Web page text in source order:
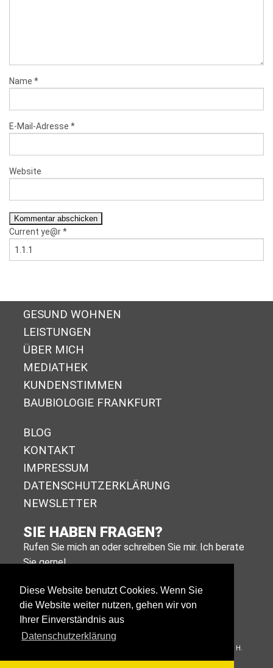
Diese Website benutzt Cookies. Wenn Sie
die Website weiter nutzen, gehen wir von
Ihrer Einverständnis aus
Datenschutzerklärung
Name *
E-Mail-Adresse *
Website
Current ye@r*
GESUND WOHNEN
LEISTUNGEN
ÜBER MICH
MEDIATHEK
KUNDENSTIMMEN
BAUBIOLOGIE FRANKFURT
BLOG
KONTAKT
IMPRESSUM
DA­TEN­SCHUTZ­ER­KLÄ­RUNG
NEWSLETTER
SIE HABEN FRAGEN?
Rufen Sie mich an oder schreiben Sie mir. Ich berate
Sie gerne!
E-MAIL SCHREIBEN
© 2026 Baubiologie Blank. Alle Rechte vorbehalten. Fotos: Otto H.